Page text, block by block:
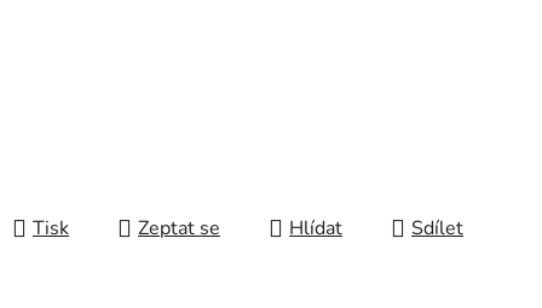
Tisk Zeptat se Hlídat Sdílet